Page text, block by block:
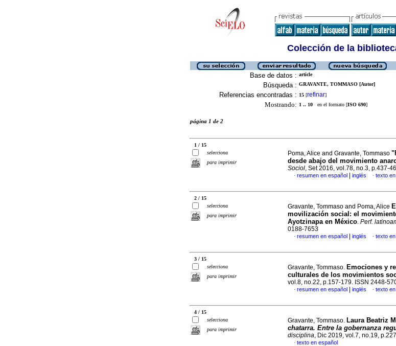
Colección de la
Base de datos : article
Búsqueda : GRAVANTE, TOMMASO [Autor]
Referencias encontradas : 15 [refinar]
Mostrando: 1 .. 10 en el formato [ISO 690]
página 1 de 2
1 / 15
selecciona
para imprimir
Poma, Alice and Gravante, Tommaso
desde abajo del movimiento
Sociol, Set 2016, vol.78, no.3, p.437-
· resumen en español inglés · texto
2 / 15
selecciona
para imprimir
Gravante, Tommaso and Poma, Alice
movilización social: el
Ayotzinapa en México. Perf.
0188-7653
· resumen en español inglés · texto
3 / 15
selecciona
para imprimir
Gravante, Tommaso. Emociones y
culturales de los movimientos
vol.8, no.22, p.157-179. ISSN 2448-
· resumen en español inglés · texto
4 / 15
selecciona
para imprimir
Gravante, Tommaso. Laura Beatriz
chatarra. Entre la gobernanza
disciplina, Dic 2019, vol.7, no.19,
· texto en español